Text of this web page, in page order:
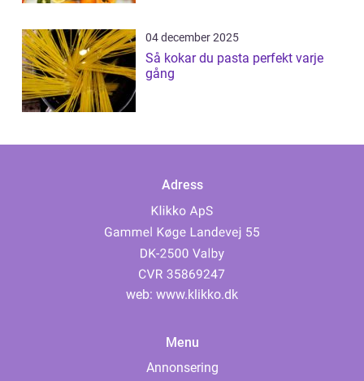
04 december 2025
Så kokar du pasta perfekt varje
gång
Adress
web: www.klikko.dk
Menu
Annonsering